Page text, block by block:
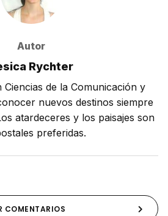
Autor
Rychter
Ciencias de la Comunicación y
nuevos destinos siempre
atardeceres y los paisajes son
preferidas.
COMENTARIOS